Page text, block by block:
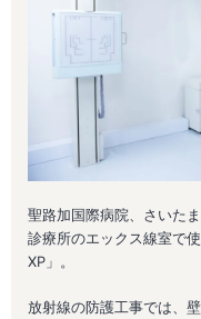
聖路加国際病院、さいた
診療所のエックス線室で
XP」。
放射線の防護工事では、